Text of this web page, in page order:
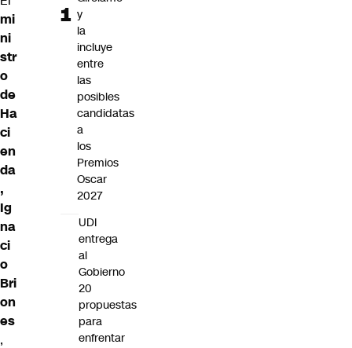
mi
ni
str
o
de
Ha
ci
en
da
,
Ig
na
ci
o
Bri
on
es
,
y
la
incluye
entre
las
posibles
candidatas
a
los
Premios
Oscar
2027
UDI
entrega
al
Gobierno
20
propuestas
para
enfrentar